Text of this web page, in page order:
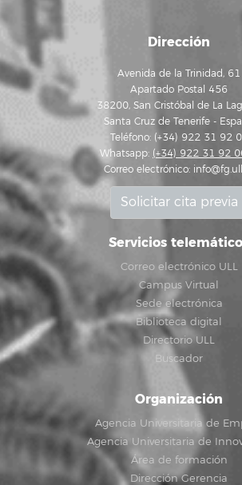
Dirección
Avenida de la Trinidad, 61
Apartado Postal 456
38200, San Cristóbal de La
Santa Cruz de Tenerife -
Teléfono: (+34) 922 31 92
Whatsapp: (+34) 922 31 92
Correo electrónico:
Solicitar cita previa
Servicios
Correo electrónico ULL
Campus Virtual
Sede electrónica
Biblioteca digital
Directorio ULL
Buscador
Organización
Agencia Universitaria de
Agencia Universitaria de
Área de formación
Dirección Gerencia